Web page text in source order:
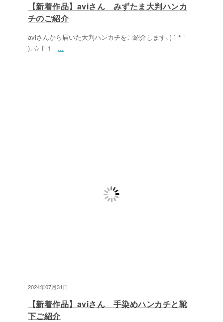
【新着作品】aviさん みずたま大判ハンカ
チのご紹介
aviさんから届いた大判ハンカチをご紹介します⸜( ´ ꒳ `
)⸝☆ F-1 ...
2024年07月31日
【新着作品】aviさん 手染めハンカチと靴
下ご紹介